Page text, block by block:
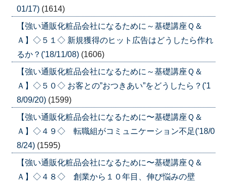
01/17) (1614)
【強い通販化粧品会社になるために～基礎講座Ｑ＆
Ａ】◇５１◇ 新規獲得のヒット広告はどうしたら作れ
るか？('18/11/08) (1606)
【強い通販化粧品会社になるために～基礎講座Ｑ＆
Ａ】◇５０◇ お客との”おつきあい”をどうしたら？('1
8/09/20) (1599)
【強い通販化粧品会社になるために〜基礎講座Ｑ＆
Ａ】◇４９◇ 転職組がコミュニケーション不足('18/0
8/24) (1595)
【強い通販化粧品会社になるために〜基礎講座Ｑ＆
Ａ】◇４８◇ 創業から１０年目、伸び悩みの壁